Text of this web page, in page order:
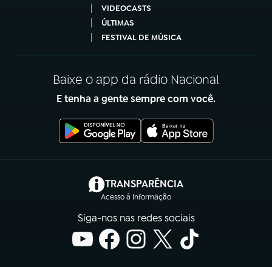
VIDEOCASTS
ÚLTIMAS
FESTIVAL DE MÚSICA
Baixe o app da rádio Nacional
E tenha a gente sempre com você.
TRANSPARÊNCIA
Acesso à Informação
(abre em nova aba)
Siga-nos nas redes sociais